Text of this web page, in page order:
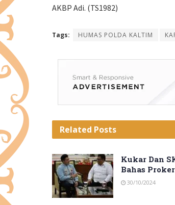
AKBP Adi. (TS1982)
Tags: HUMAS POLDA KALTIM
Related Posts
Kukar Dan
Bahas
30/10/2024